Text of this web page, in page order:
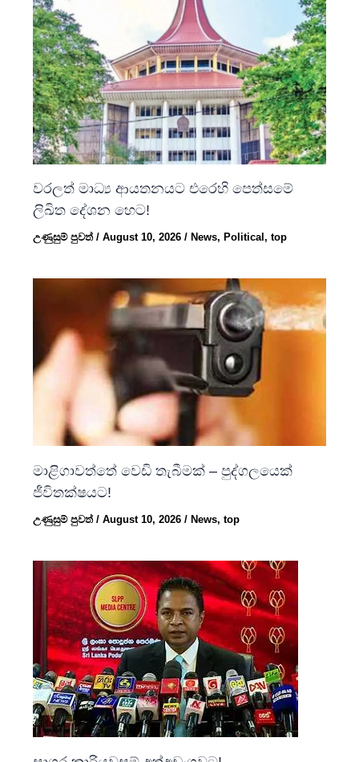
වරලත් මාධ්‍ය ආයතනයට එරෙහි පෙත්සමේ
ලිඛිත දේශන හෙට!
උණුසුම් පුවත්/August 10, 2026/ News, Political,top
මාළිගාවත්තේ වෙඩි තැබීමක් – පුද්ගලයෙක්
ජීවිතක්ෂයට!
උණුසුම් පුවත්/August 10, 2026/ News,top